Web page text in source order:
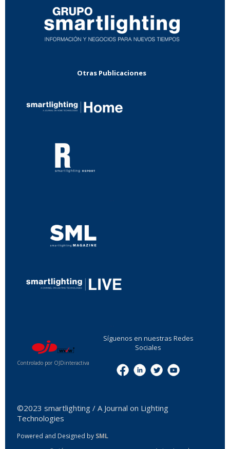
Otras Publicaciones
Controlado por OJDinteractiva
Síguenos en nuestras Redes
Sociales
©2023 smartlighting / A Journal on Lighting
Technologies
Powered and Designed by SML